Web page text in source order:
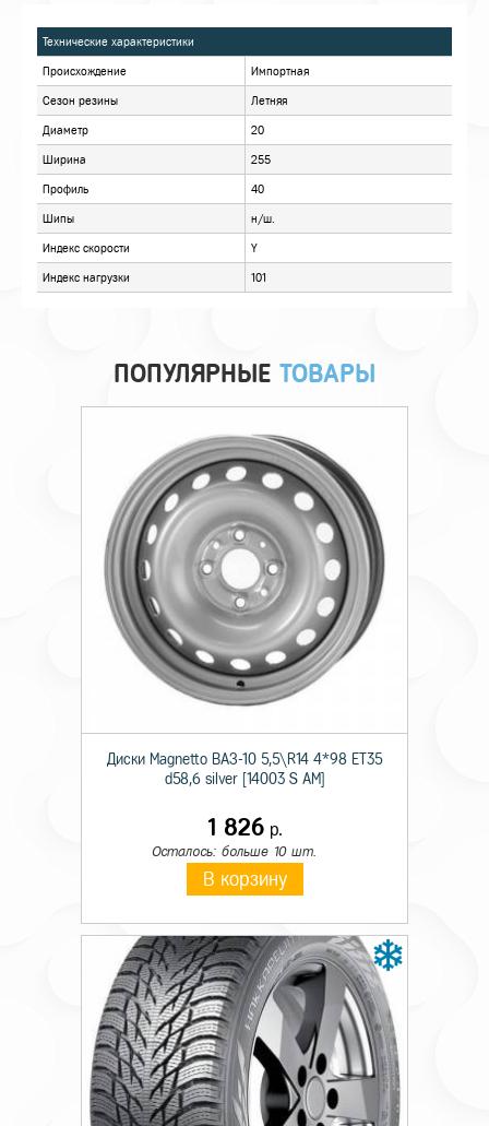
ОПИСАНИЕ
ОТЗЫВЫ
Технические характеристики
Происхождение
Диаметр 20
Индекс скорости Y
Индекс нагрузки 101
ПОПУЛЯРНЫЕ ТОВАРЫ
Диски Magnetto ВАЗ-10 5,5\R14 4*98 ET35
d58,6 silver [14003 S AM]
1 826р.
Осталось: больше 10 шт.
В корзину